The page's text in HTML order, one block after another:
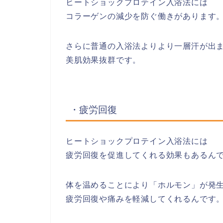
ヒートショックプロテイン入浴法には
コラーゲンの減少を防ぐ働きがあります。
さらに普通の入浴法よりより一層汗が出
美肌効果抜群です。
・疲労回復
ヒートショックプロテイン入浴法には
疲労回復を促進してくれる効果もあるんで
体を温めることにより「ホルモン」が発生
疲労回復や痛みを軽減してくれるんです。